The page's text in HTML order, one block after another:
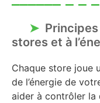
stores et à
Chaque store joue
de l’énergie de
aider à contrôler la